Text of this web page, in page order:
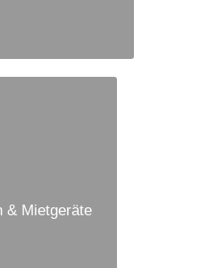
& Mietgeräte